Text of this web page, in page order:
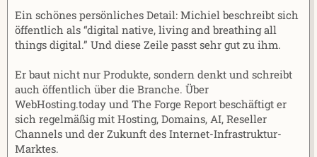
Ein schönes persönliches Detail: Michiel beschreibt sich
öffentlich als “digital native, living and breathing all
things digital.” Und diese Zeile passt sehr gut zu ihm.
Er baut nicht nur Produkte, sondern denkt und schreibt
auch öffentlich über die Branche. Über
WebHosting.today und The Forge Report beschäftigt er
sich regelmäßig mit Hosting, Domains, AI, Reseller
Channels und der Zukunft des Internet-Infrastruktur-
Marktes.